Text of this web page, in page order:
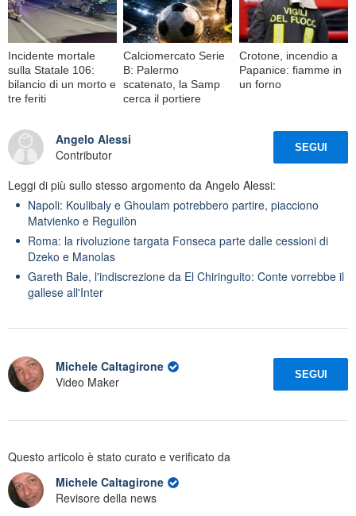
Incidente mortale
sulla Statale 106:
bilancio di un morto e
tre feriti
Calciomercato Serie
B: Palermo
scatenato, la Samp
cerca il portiere
Crotone, incendio a
Papanice: fiamme in
un forno
Angelo Alessi
Contributor
SEGUI
Leggi di più sullo stesso argomento da Angelo Alessi:
Napoli: Koulibaly e Ghoulam potrebbero partire, piacciono
Matvienko e Reguilòn
Roma: la rivoluzione targata Fonseca parte dalle cessioni di
Dzeko e Manolas
Gareth Bale, l'indiscrezione da El Chiringuito: Conte vorrebbe il
gallese all'Inter
Michele Caltagirone
Video Maker
SEGUI
Questo articolo è stato curato e verificato da
Michele Caltagirone
Revisore della news